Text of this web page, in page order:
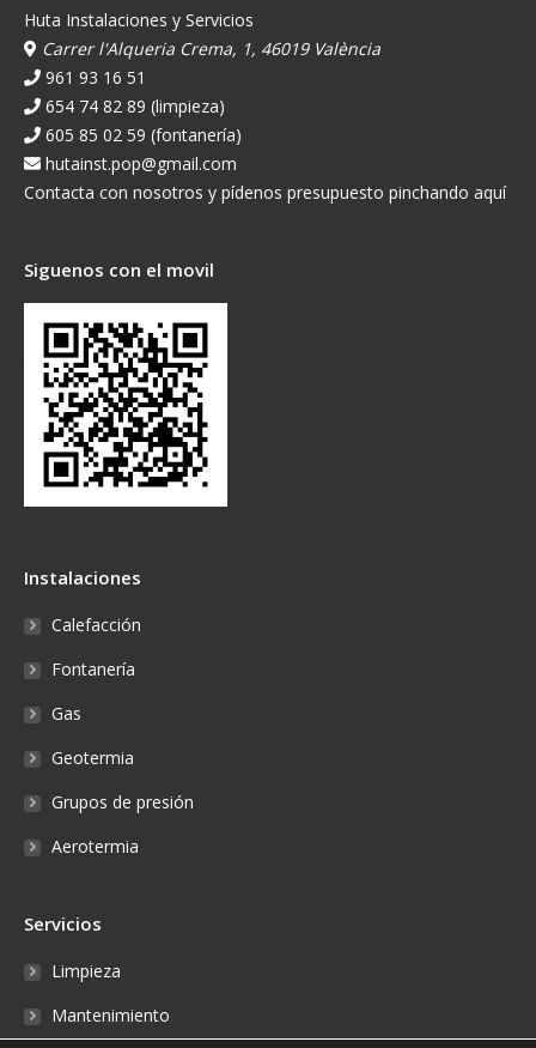
Huta Instalaciones y Servicios
Carrer l'Alqueria Crema, 1, 46019 València
961 93 16 51
654 74 82 89 (limpieza)
605 85 02 59 (fontanería)
hutainst.pop@gmail.com
Contacta con nosotros y pídenos presupuesto pinchando aquí
Siguenos con el movil
Instalaciones
Calefacción
Fontanería
Gas
Geotermia
Grupos de presión
Aerotermia
Servicios
Limpieza
Mantenimiento